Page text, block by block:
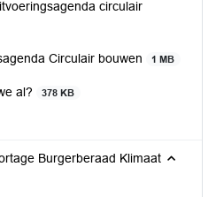
circulair
Circulair bouwen 1 MB
al? 378 KB
Burgerberaad Klimaat